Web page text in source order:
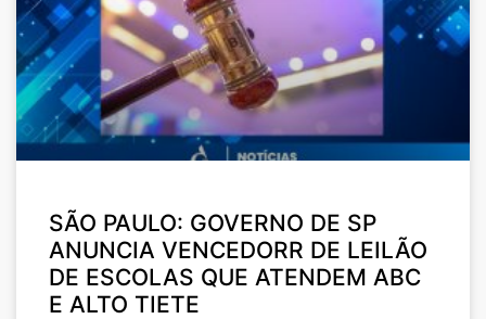
SÃO PAULO: GOVERNO DE SP
ANUNCIA VENCEDORR DE LEILÃO
DE ESCOLAS QUE ATENDEM ABC
E ALTO TIETE